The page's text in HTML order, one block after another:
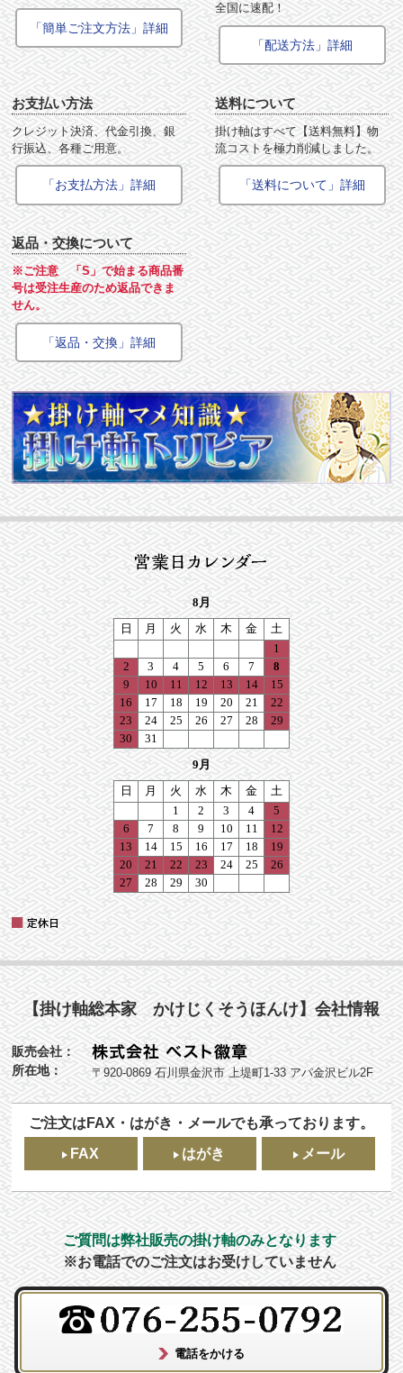
「簡単ご注文方法」詳細
全国に速配！
「配送方法」詳細
お支払い方法
クレジット決済、代金引換、銀
行振込、各種ご用意。
「お支払方法」詳細
送料について
掛け軸はすべて【送料無料】物
流コストを極力削減しました。
「送料について」詳細
返品・交換について
※ご注意 「S」で始まる商品番
号は受注生産のため返品できま
せん。
「返品・交換」詳細
【掛け軸総本家 かけじくそうほんけ】会社情報
販売会社：
所在地：
〒920-0869 石川県金沢市 上堤町1-33 アパ金沢ビル2F
ご注文はFAX・はがき・メールでも承っております。
FAX
はがき メール
ご質問は弊社販売の掛け軸のみとなります
※お電話でのご注文はお受けしていません